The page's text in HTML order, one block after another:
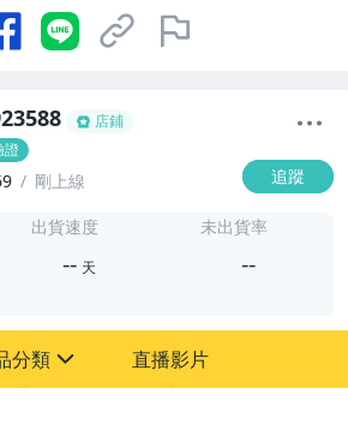
店鋪
證
剛上線 追蹤
出貨速度
-- 天
未出貨率
--
分類 直播影片